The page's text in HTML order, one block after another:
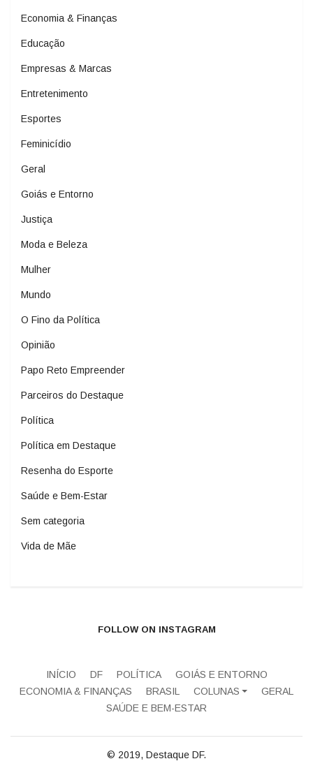
Economia & Finanças
Educação
Empresas & Marcas
Entretenimento
Esportes
Feminicídio
Geral
Goiás e Entorno
Justiça
Moda e Beleza
Mulher
Mundo
O Fino da Política
Opinião
Papo Reto Empreender
Parceiros do Destaque
Política
Política em Destaque
Resenha do Esporte
Saúde e Bem-Estar
Sem categoria
Vida de Mãe
FOLLOW ON INSTAGRAM
INÍCIO DF POLÍTICA
GOIÁS E ENTORNO
ECONOMIA & FINANÇAS
BRASIL COLUNAS
GERAL
SAÚDE E BEM-ESTAR
© 2019, Destaque DF.